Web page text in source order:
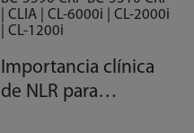
| CLIA | CL-6000i | CL-2000i
| CL-1200i
Importancia clínica
de NLR para